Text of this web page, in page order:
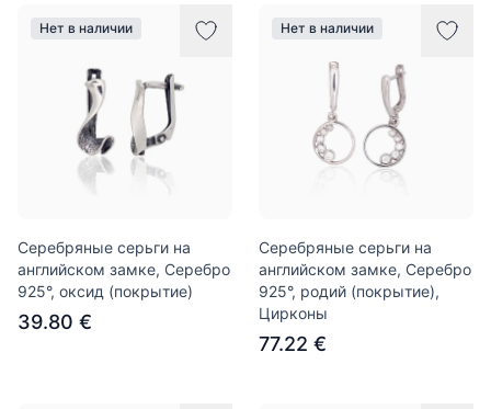
Нет в наличии
Серебряные серьги на
английском замке, Серебро
925°, оксид (покрытие)
39.80 €
Нет в наличии
Серебряные серьги на
английском замке, Серебро
925°, родий (покрытие),
Цирконы
77.22 €